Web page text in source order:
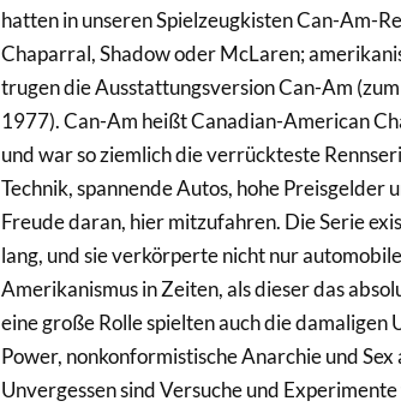
hatten in unseren Spielzeugkisten Can-Am-
Chaparral, Shadow oder McLaren;
trugen die Ausstattungsversion Can-Am
1977). Can-Am heißt Canadian-American
und war so ziemlich die verrückteste
Technik, spannende Autos, hohe
Freude daran, hier mitzufahren. Die Serie
lang, und sie verkörperte nicht nur
Amerikanismus in Zeiten, als dieser das
eine große Rolle spielten auch die damaligen
Power, nonkonformistische Anarchie und Sex
Unvergessen sind Versuche und